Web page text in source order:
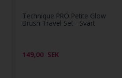
Technique PRO Petite Glow
Brush Travel Set - Svart
149,00 SEK